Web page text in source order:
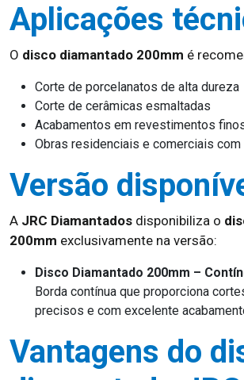
Aplicações
O disco diamantado 200mm é
Corte de porcelanatos de alta dureza
Corte de cerâmicas esmaltadas
Acabamentos em revestimentos
Obras residenciais e comerciais
Versão
A JRC Diamantados disponibiliza o
200mm exclusivamente na versão:
Disco Diamantado 200mm –
Borda contínua que proporciona
precisos e com excelente
Vantagens do